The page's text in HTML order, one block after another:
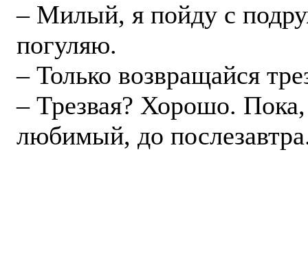
– Милый, я пойду с
погуляю.
– Только возвращайся
– Трезвая? Хорошо. Пока,
любимый, до